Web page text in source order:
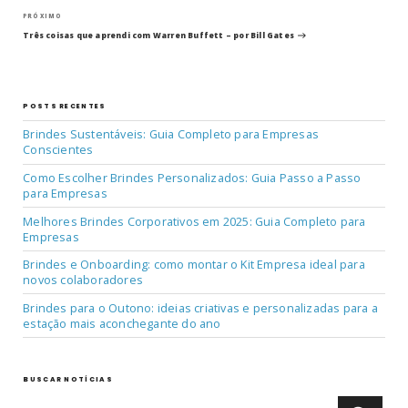
de
Post
Próximo
post
PRÓXIMO
Três coisas que aprendi com Warren Buffett – por Bill Gates
POSTS RECENTES
Brindes Sustentáveis: Guia Completo para Empresas
Conscientes
Como Escolher Brindes Personalizados: Guia Passo a Passo
para Empresas
Melhores Brindes Corporativos em 2025: Guia Completo para
Empresas
Brindes e Onboarding: como montar o Kit Empresa ideal para
novos colaboradores
Brindes para o Outono: ideias criativas e personalizadas para a
estação mais aconchegante do ano
BUSCAR NOTÍCIAS